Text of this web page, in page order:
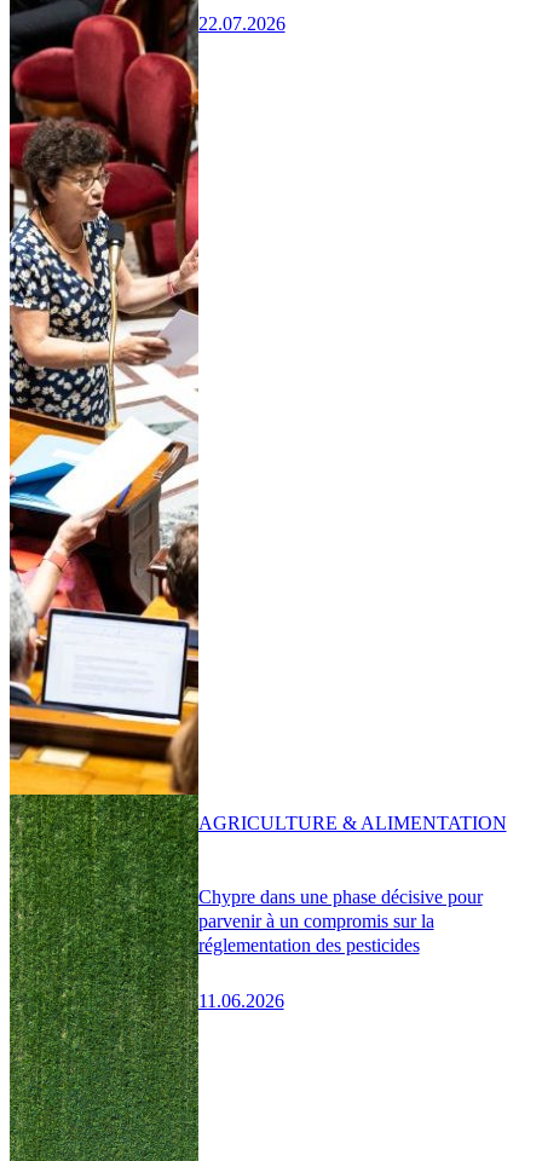
22.07.2026
Chypre dans une phase décisive pour
parvenir à un compromis sur la
réglementation des pesticides
11.06.2026
AGRICULTURE & ALIMENTATION